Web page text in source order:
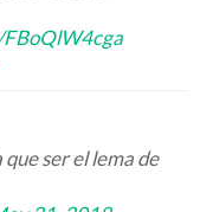
ser el lema de